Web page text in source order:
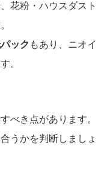
花粉・ハウスダスト
ック もあり、ニオイ
。
べき点があります。
うかを判断しましょ